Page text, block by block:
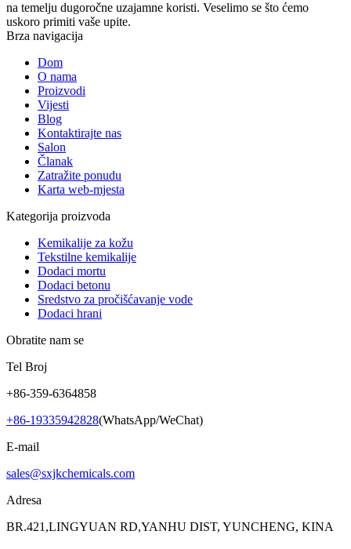
na temelju dugoročne uzajamne koristi. Veselimo se što ćemo
uskoro primiti vaše upite.
Brza navigacija
Dom
O nama
Proizvodi
Vijesti
Blog
Kontaktirajte nas
Salon
Članak
Zatražite ponudu
Karta web-mjesta
Kategorija proizvoda
Kemikalije za kožu
Tekstilne kemikalije
Dodaci mortu
Dodaci betonu
Sredstvo za pročišćavanje vode
Dodaci hrani
Obratite nam se
Tel Broj
+86-359-6364858
+86-19335942828(WhatsApp/WeChat)
E-mail
sales@sxjkchemicals.com
Adresa
BR.421,LINGYUAN RD,YANHU DIST, YUNCHENG, KINA